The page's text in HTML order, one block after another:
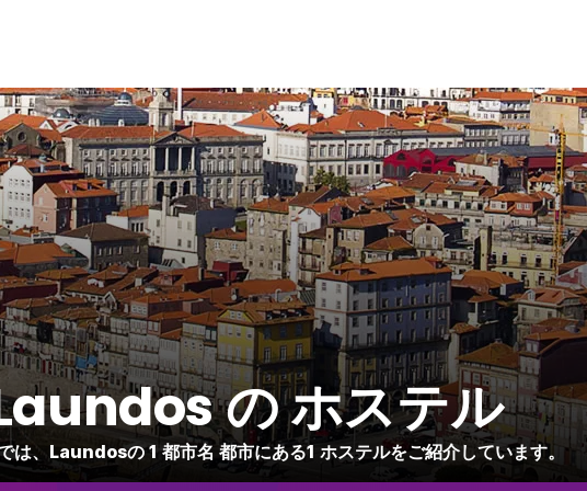
の ホステル
は、Laundosの 1 都市名 都市にある1 ホステルをご紹介しています。